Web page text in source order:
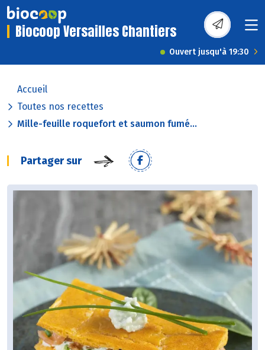
Biocoop Versailles Chantiers
Ouvert jusqu'à 19:30
Accueil
Toutes nos recettes
Mille-feuille roquefort et saumon fumé...
Partager sur